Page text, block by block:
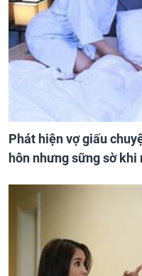
Phát hiện vợ giấu
hôn nhưng sững sờ khi